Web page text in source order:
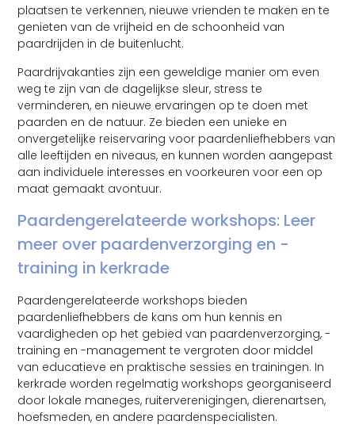
plaatsen te verkennen, nieuwe vrienden te maken en te
genieten van de vrijheid en de schoonheid van
paardrijden in de buitenlucht.
Paardrijvakanties zijn een geweldige manier om even
weg te zijn van de dagelijkse sleur, stress te
verminderen, en nieuwe ervaringen op te doen met
paarden en de natuur. Ze bieden een unieke en
onvergetelijke reiservaring voor paardenliefhebbers van
alle leeftijden en niveaus, en kunnen worden aangepast
aan individuele interesses en voorkeuren voor een op
maat gemaakt avontuur.
Paardengerelateerde workshops: Leer
meer over paardenverzorging en -
training in kerkrade
Paardengerelateerde workshops bieden
paardenliefhebbers de kans om hun kennis en
vaardigheden op het gebied van paardenverzorging, -
training en -management te vergroten door middel
van educatieve en praktische sessies en trainingen. In
kerkrade worden regelmatig workshops georganiseerd
door lokale maneges, ruiterverenigingen, dierenartsen,
hoefsmeden, en andere paardenspecialisten.